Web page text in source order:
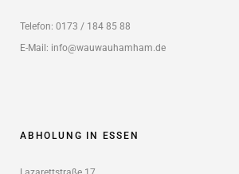
Telefon: 0173 / 184 85 88
E-Mail: info@wauwauhamham.de
ABHOLUNG IN ESSEN